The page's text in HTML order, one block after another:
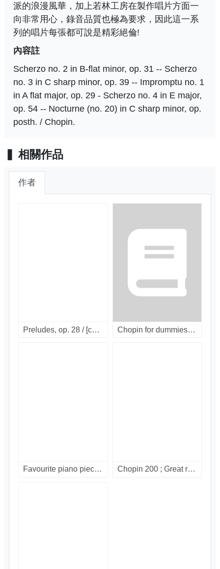
派的浪漫風華，加上若林工房在製作唱片方面一
向非常用心，錄音品質也極為要求，因此這一系
列的唱片每張都可說是精彩絕倫!
內容註
Scherzo no. 2 in B-flat minor, op. 31 -- Scherzo
no. 3 in C sharp minor, op. 39 -- Impromptu no. 1
in A flat major, op. 29 - Scherzo no. 4 in E major,
op. 54 -- Nocturne (no. 20) in C sharp minor, op.
posth. / Chopin.
相關作品
作者
Preludes, op. 28 / [compact disc] Chopin for dummies [interactive multimedia].
Favourite piano pieces / [compact disc] Chopin 200 ; Great recordings / Vol. 3 : impromptus, barcarolle, berceuse, fantaisie. [compact disc].